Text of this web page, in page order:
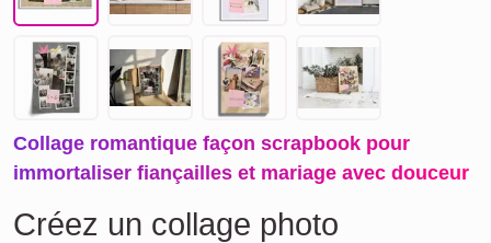
Collage romantique façon scrapbook pour
immortaliser fiançailles et mariage avec douceur
Créez un collage photo